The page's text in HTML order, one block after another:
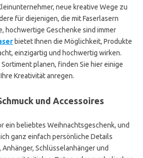
neue kreative Wege zu
für diejenigen, die mit Faserlasern
hochwertige Geschenke sind immer
bietet Ihnen die Möglichkeit, Produkte
einzigartig und hochwertig wirken.
planen, finden Sie hier einige
Kreativität anregen.
und Accessoires
ein beliebtes Weihnachtsgeschenk, und
ganz einfach persönliche Details
Schlüsselanhänger und